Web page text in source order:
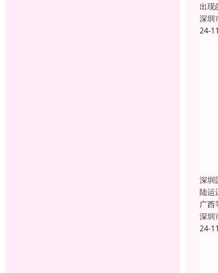
出现
深圳
24-
深圳
陆运
广西
深圳
24-